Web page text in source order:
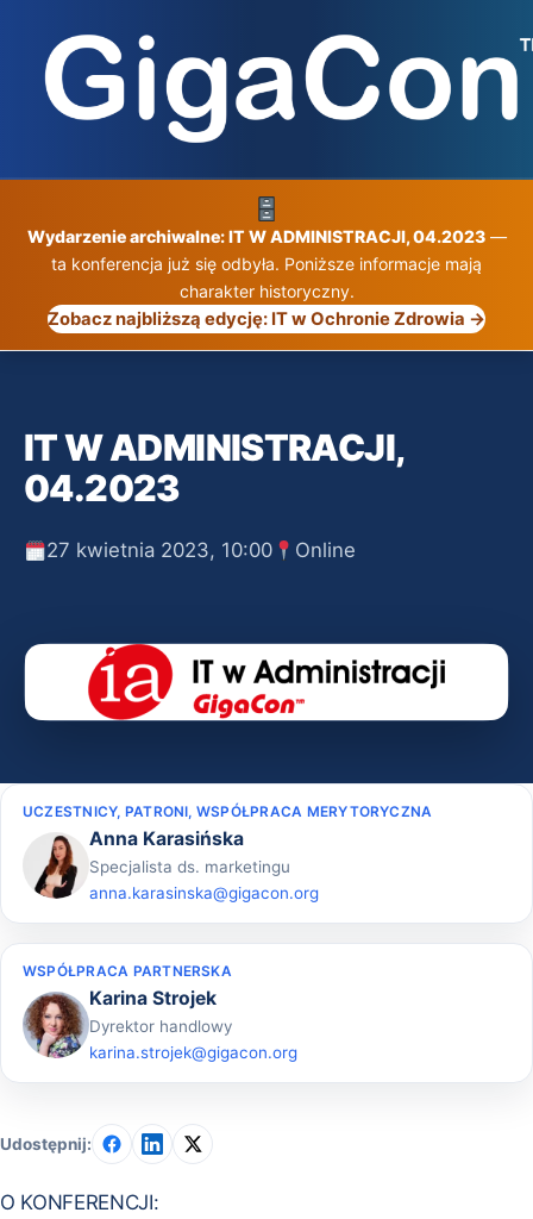
treści
Wydarzenie archiwalne: IT W ADMINISTRACJI, 04.2023—
ta konferencja już się odbyła. Poniższe informacje mają
charakter historyczny.
Zobacz najbliższą edycję: IT w Ochronie Zdrowia →
IT W ADMINISTRACJI,
04.2023
27 kwietnia 2023, 10:00 Online
Udostępnij:
O KONFERENCJI:
UCZESTNICY, PATRONI, WSPÓŁPRACA MERYTORYCZNA
Anna Karasińska
Specjalista ds. marketingu
anna.karasinska@gigacon.org
WSPÓŁPRACA PARTNERSKA
Karina Strojek
Dyrektor handlowy
karina.strojek@gigacon.org